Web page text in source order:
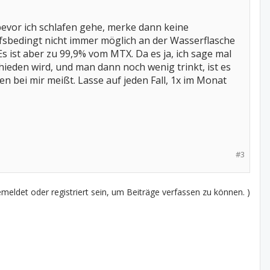
ich schlafen gehe, merke dann keine
nicht immer möglich an der Wasserflasche
aber zu 99,9% vom MTX. Da es ja, ich sage mal
wird, und man dann noch wenig trinkt, ist es
bei mir meißt. Lasse auf jeden Fall, 1x im Monat
#3
oder registriert sein, um Beiträge verfassen zu können. )